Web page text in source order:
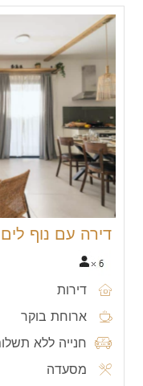
דירה עם נוף לים
דירות
ארוחת בוקר
חנייה ללא
מסעדה